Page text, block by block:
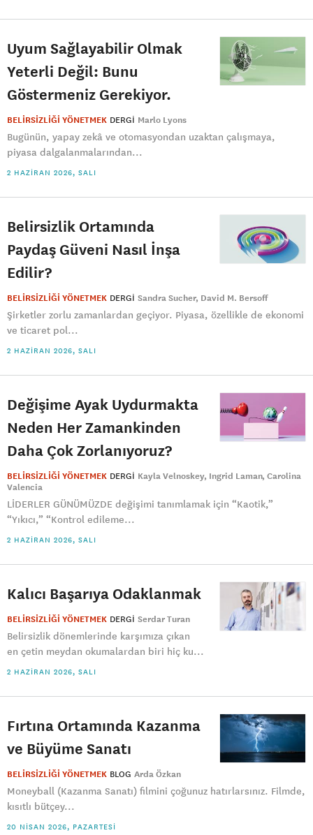
Uyum Sağlayabilir Olmak
Yeterli Değil: Bunu
Göstermeniz Gerekiyor.
BELİRSİZLİĞİ YÖNETMEK DERGI Marlo Lyons
Bugünün, yapay zekâ ve otomasyondan uzaktan çalışmaya,
piyasa dalgalanmalarından...
2 HAZIRAN 2026, SALI
Belirsizlik Ortamında
Paydaş Güveni Nasıl İnşa
Edilir?
BELİRSİZLİĞİ YÖNETMEK DERGI Sandra Sucher David M. Bersoff
Şirketler zorlu zamanlardan geçiyor. Piyasa, özellikle de ekonomi
ve ticaret pol...
2 HAZIRAN 2026, SALI
Değişime Ayak Uydurmakta
Neden Her Zamankinden
Daha Çok Zorlanıyoruz?
BELİRSİZLİĞİ YÖNETMEK DERGI Kayla Velnoskey Ingrid Laman Carolina
Valencia
LİDERLER GÜNÜMÜZDE değişimi tanımlamak için “Kaotik,”
“Yıkıcı,” “Kontrol edileme...
2 HAZIRAN 2026, SALI
Kalıcı Başarıya Odaklanmak
BELİRSİZLİĞİ YÖNETMEK DERGI Serdar Turan
Belirsizlik dönemlerinde karşımıza çıkan
en çetin meydan okumalardan biri hiç ku...
2 HAZIRAN 2026, SALI
Fırtına Ortamında Kazanma
ve Büyüme Sanatı
BELİRSİZLİĞİ YÖNETMEK BLOG Arda Özkan
Moneyball (Kazanma Sanatı) filmini çoğunuz hatırlarsınız. Filmde,
kısıtlı bütçey...
20 NISAN 2026, PAZARTESI